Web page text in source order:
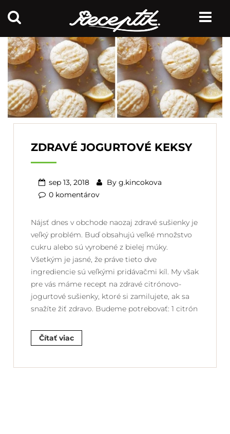
ZDRAVÉ JOGURTOVÉ KEKSY
sep 13, 2018 By g.kincokova
0 komentárov
Nájsť dnes v obchode naozaj zdravé sušienky je
veľký problém. Buď obsahujú veľké množstvo
cukru alebo sú vyrobené z bielej múky.
Všetkým je jasné, že práve tieto dve
ingrediencie sú veľkými pridávačmi kíl. My však
pre vás máme recept na zdravé citrónovo-
jogurtové sušienky, ktoré si zamilujete, ak sa
snažíte žiť zdravo. Budeme potrebovať: 1 citrón
Čítať viac